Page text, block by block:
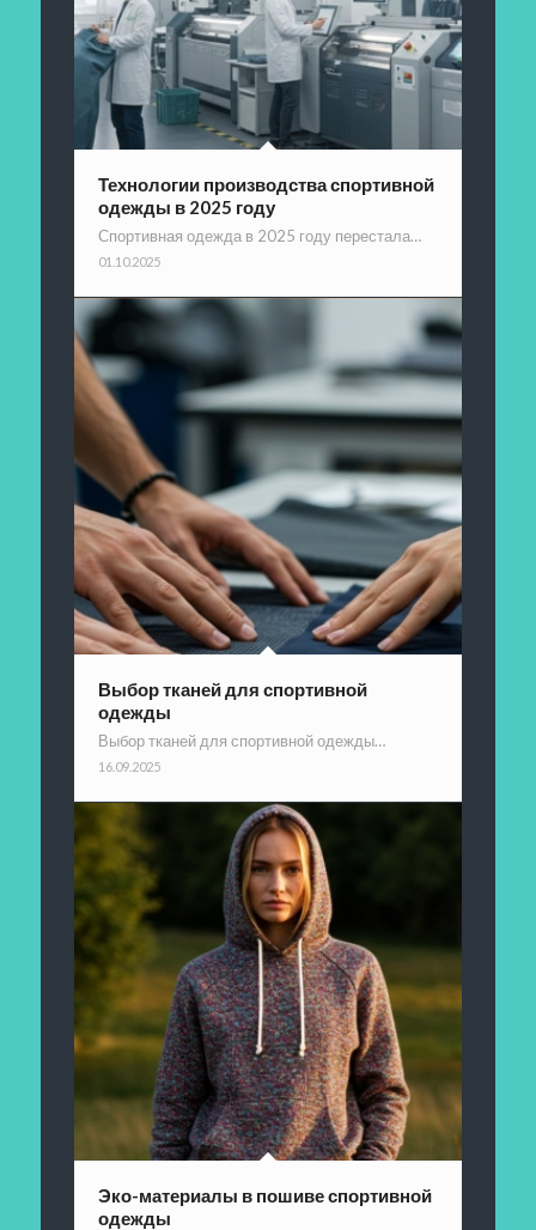
Технологии производства спортивной
одежды в 2025 году
Спортивная одежда в 2025 году перестала…
01.10.2025
Выбор тканей для спортивной
одежды
Выбор тканей для спортивной одежды…
16.09.2025
Эко-материалы в пошиве спортивной
одежды